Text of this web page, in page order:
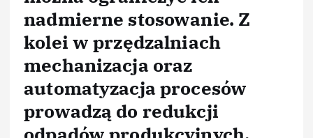
nadmierne stosowanie. Z
kolei w przędzalniach
mechanizacja oraz
automatyzacja procesów
prowadzą do redukcji